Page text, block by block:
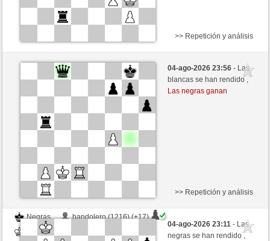
Negras
Hayvon70 (1272) (+14)
Fliese (1222) (-14)
Tiempo: 10 minutes/side + 8 seconds/move
Esta partida es por puntos
>> Repetición y análisis
04-ago-2026 23:56- Las
blancas se han rendido ,
Las negras ganan
Negras
bandolero (1216) (+17)
Blancas
>> Repetición y análisis
04-ago-2026 23:11- Las
negras se han rendido ,